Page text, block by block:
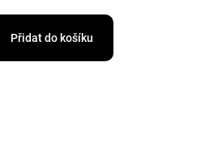
Přidat do košíku